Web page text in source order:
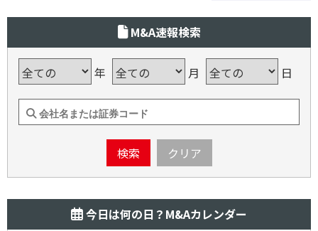
M&A速報検索
年 月 日
検索 クリア
今日は何の日？M&Aカレンダー